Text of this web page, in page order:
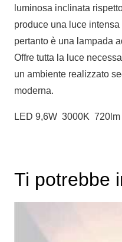
luminosa inclinata
produce una luce
pertanto è una lampada
Offre tutta la luce
un ambiente realizzato
moderna.
LED 9,6W 3000K
Ti potrebbe